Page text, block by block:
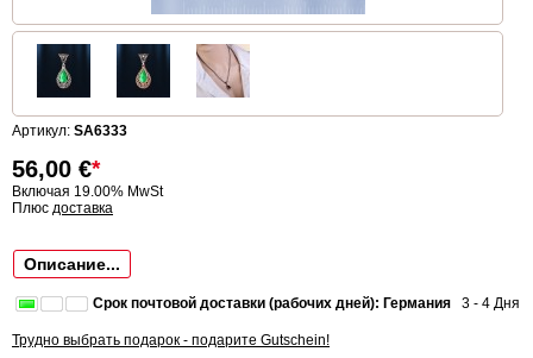
Артикул: SA6333
56,00 €*
Включая 19.00% MwSt
Плюс доставка
Описание...
Срок почтовой доставки (рабочих дней): Германия 3 - 4 Дня
Трудно выбрать подарок - подарите Gutschein!